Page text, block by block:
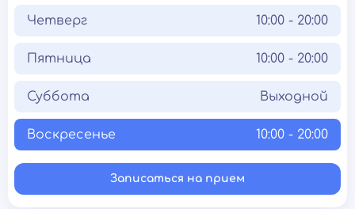
Четверг 10:00 - 20:00
Пятница 10:00 - 20:00
Суббота Выходной
Воскресенье 10:00 - 20:00
Записаться на прием